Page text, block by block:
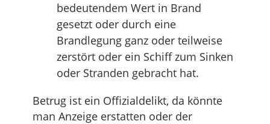
bedeutendem Wert in Brand
gesetzt oder durch eine
Brandlegung ganz oder teilweise
zerstört oder ein Schiff zum Sinken
oder Stranden gebracht hat.
Betrug ist ein Offizialdelikt, da könnte
man Anzeige erstatten oder der